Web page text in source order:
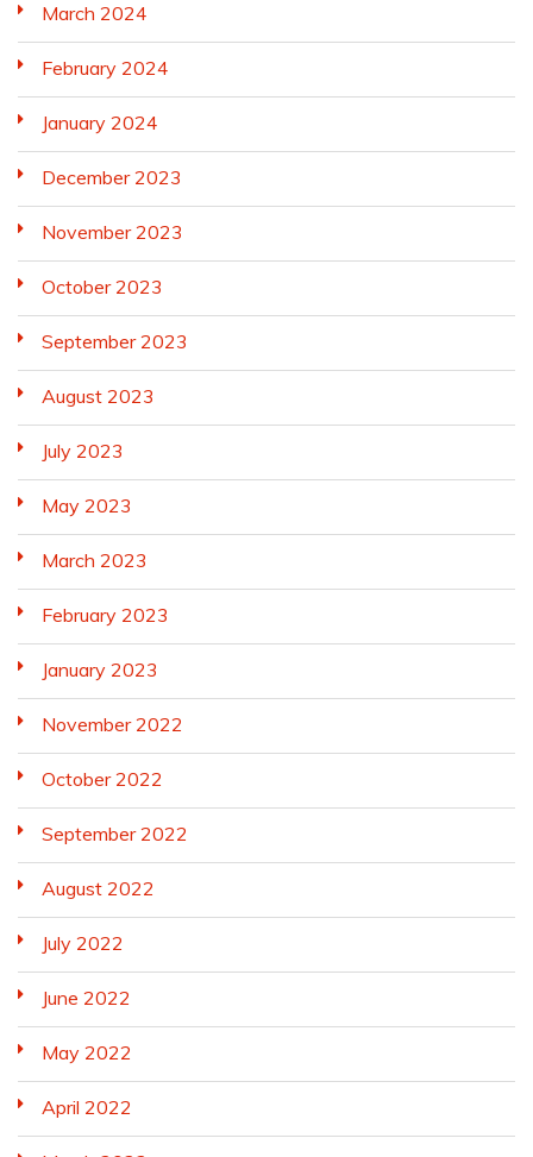
March 2024
February 2024
January 2024
December 2023
November 2023
October 2023
September 2023
August 2023
July 2023
May 2023
March 2023
February 2023
January 2023
November 2022
October 2022
September 2022
August 2022
July 2022
June 2022
May 2022
April 2022